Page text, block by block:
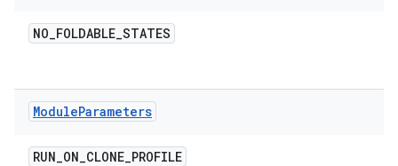
NO_FOLDABLE_STATES
ModuleParameters
RUN_ON_CLONE_PROFILE